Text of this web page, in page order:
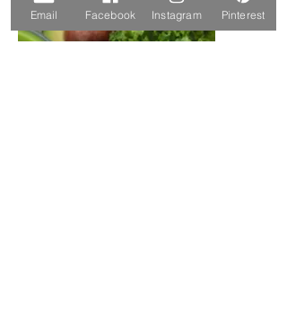
Email Facebook Instagram Pinterest